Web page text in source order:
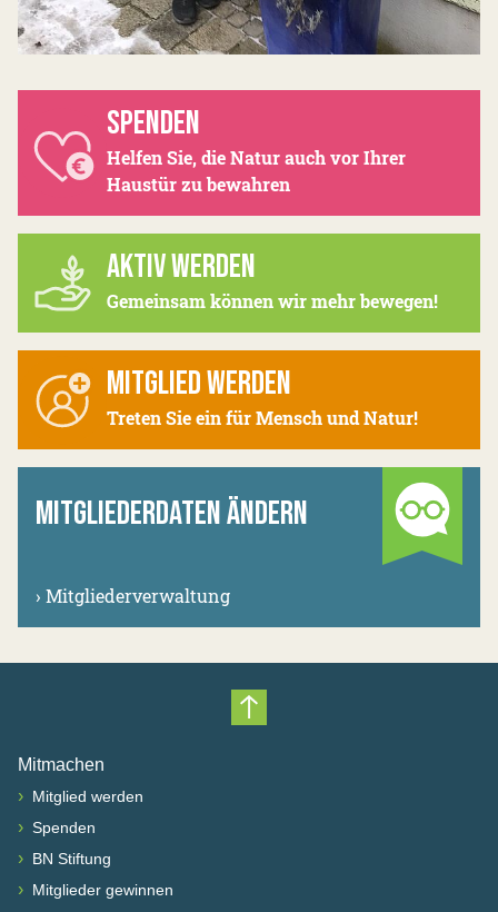
SPENDEN
Helfen Sie, die Natur auch vor Ihrer
Haustür zu bewahren
AKTIV WERDEN
Gemeinsam können wir mehr bewegen!
MITGLIED WERDEN
Treten Sie ein für Mensch und Natur!
MITGLIEDERDATEN ÄNDERN
› Mitgliederverwaltung
Nach oben scrollen
Mitmachen
› Mitglied werden
› Spenden
› BN Stiftung
› Mitglieder gewinnen